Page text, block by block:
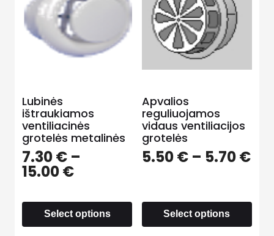
Lubinės
ištraukiamos
ventiliacinės
grotelės metalinės
7.30€ –
15.00€
Select options
Apvalios
reguliuojamos
vidaus ventiliacijos
grotelės
5.50€– 5.70€
Select options